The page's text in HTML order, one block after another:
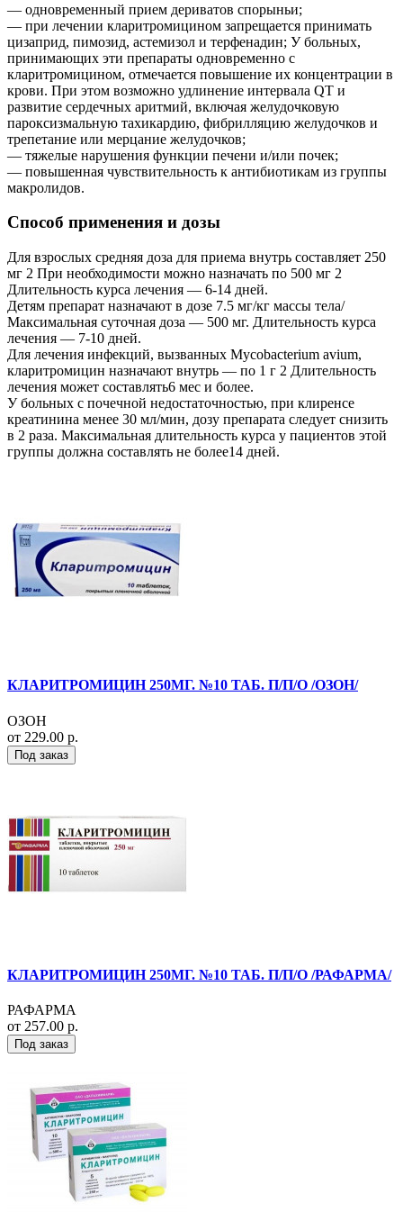
— одновременный прием дериватов спорыньи;
— при лечении кларитромицином запрещается принимать
цизаприд, пимозид, астемизол и терфенадин; У больных,
принимающих эти препараты одновременно с
кларитромицином, отмечается повышение их концентрации в
крови. При этом возможно удлинение интервала QT и
развитие сердечных аритмий, включая желудочковую
пароксизмальную тахикардию, фибрилляцию желудочков и
трепетание или мерцание желудочков;
— тяжелые нарушения функции печени и/или почек;
— повышенная чувствительность к антибиотикам из группы
макролидов.
Способ применения и дозы
Для взрослых средняя доза для приема внутрь составляет 250
мг 2 При необходимости можно назначать по 500 мг 2
Длительность курса лечения — 6-14 дней.
Детям препарат назначают в дозе 7.5 мг/кг массы тела/
Максимальная суточная доза — 500 мг. Длительность курса
лечения — 7-10 дней.
Для лечения инфекций, вызванных Mycobacterium avium,
кларитромицин назначают внутрь — по 1 г 2 Длительность
лечения может составлять6 мес и более.
У больных с почечной недостаточностью, при клиренсе
креатинина менее 30 мл/мин, дозу препарата следует снизить
в 2 раза. Максимальная длительность курса у пациентов этой
группы должна составлять не более14 дней.
КЛАРИТРОМИЦИН 250МГ. №10 ТАБ. П/П/О /ОЗОН/
ОЗОН
от 229.00 р.
Под заказ
КЛАРИТРОМИЦИН 250МГ. №10 ТАБ. П/П/О /РАФАРМА/
РАФАРМА
от 257.00 р.
Под заказ